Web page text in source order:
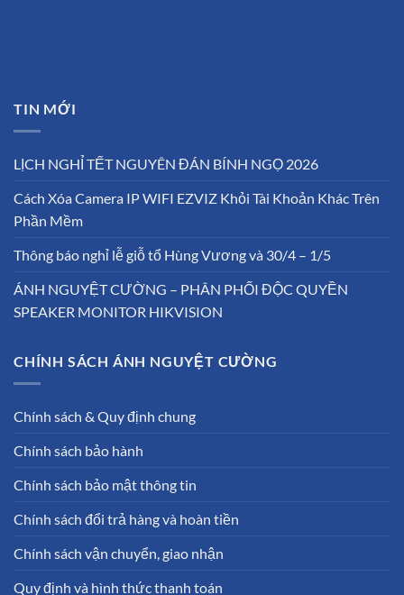
TIN MỚI
LỊCH NGHỈ TẾT NGUYÊN ĐÁN BÍNH NGỌ 2026
Cách Xóa Camera IP WIFI EZVIZ Khỏi Tài Khoản Khác Trên
Phần Mềm
Thông báo nghỉ lễ giỗ tổ Hùng Vương và 30/4 – 1/5
ÁNH NGUYỆT CƯỜNG – PHÂN PHỐI ĐỘC QUYỀN
SPEAKER MONITOR HIKVISION
CHÍNH SÁCH ÁNH NGUYỆT CƯỜNG
Chính sách & Quy định chung
Chính sách bảo hành
Chính sách bảo mật thông tin
Chính sách đổi trả hàng và hoàn tiền
Chính sách vận chuyển, giao nhận
Quy định và hình thức thanh toán